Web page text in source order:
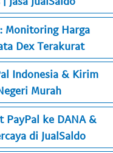
Monitoring Harga
Dex Terakurat
Indonesia & Kirim
Murah
PayPal ke DANA &
di JualSaldo